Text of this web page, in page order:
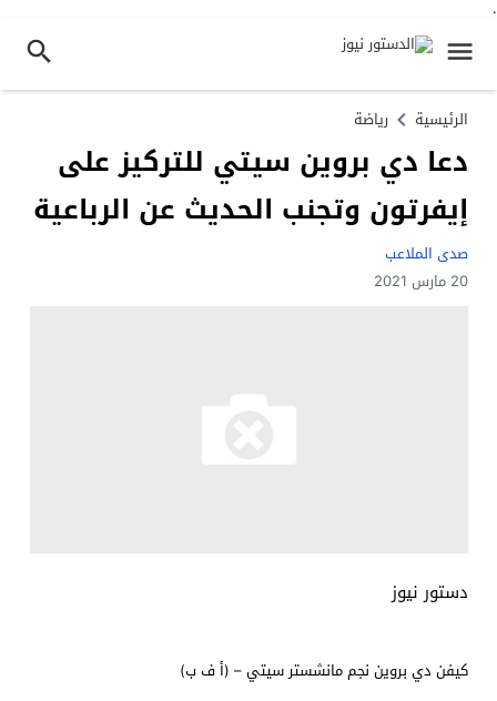
.
الرئيسية رياضة
دعا دي بروين سيتي للتركيز على
إيفرتون وتجنب الحديث عن الرباعية
صدى الملاعب
20 مارس 2021
دستور نيوز
كيفن دي بروين نجم مانشستر سيتي – (أ ف ب)